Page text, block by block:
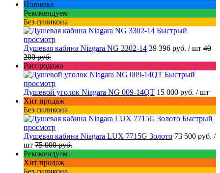
Новинка
Рекомендуем
Без силикона
Быстрый
просмотр
Душевая кабина Niagara NG 3302-14 39 396 руб. / шт 40
200 руб.
Распродажа
Быстрый
просмотр
Душевой уголок Niagara NG 009-14QT 15 000 руб. / шт
Хит продаж
Без силикона
Быстрый
просмотр
Душевая кабина Niagara LUX 7715G Золото 73 500 руб. /
шт 75 000 руб.
Рекомендуем
Хит продаж